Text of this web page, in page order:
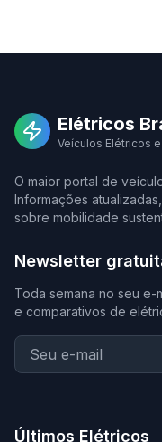
Elétricos
Veículos Elétricos
O maior portal de
Informações
sobre mobilidade
Newsletter
Toda semana no seu e-
e comparativos de
Últimos Elétricos